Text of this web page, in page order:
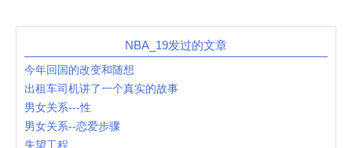
NBA_19发过的文章
今年回国的改变和随想
出租车司机讲了一个真实的故事
男女关系---性
男女关系--恋爱步骤
失望工程